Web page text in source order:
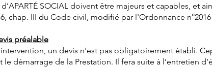
d’APARTÉ SOCIAL doivent être majeurs et capables, et
chap. III du Code civil, modifié par l'Ordonnance
préalable
un devis n'est pas obligatoirement établi.
le démarrage de la Prestation. Il fera suite à l’entretien